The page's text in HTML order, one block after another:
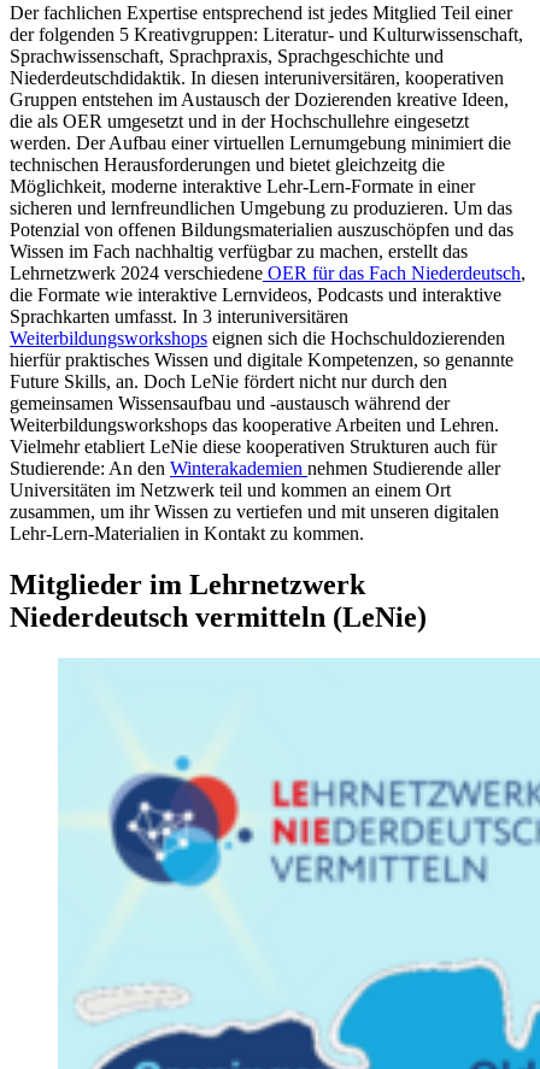
Der fachlichen Expertise entsprechend ist jedes Mitglied Teil einer
der folgenden 5 Kreativgruppen: Literatur- und Kulturwissenschaft,
Sprachwissenschaft, Sprachpraxis, Sprachgeschichte und
Niederdeutschdidaktik. In diesen interuniversitären, kooperativen
Gruppen entstehen im Austausch der Dozierenden kreative Ideen,
die als OER umgesetzt und in der Hochschullehre eingesetzt
werden. Der Aufbau einer virtuellen Lernumgebung minimiert die
technischen Herausforderungen und bietet gleichzeitg die
Möglichkeit, moderne interaktive Lehr-Lern-Formate in einer
sicheren und lernfreundlichen Umgebung zu produzieren. Um das
Potenzial von offenen Bildungsmaterialien auszuschöpfen und das
Wissen im Fach nachhaltig verfügbar zu machen, erstellt das
Lehrnetzwerk 2024 verschiedene OER für das Fach Niederdeutsch,
die Formate wie interaktive Lernvideos, Podcasts und interaktive
Sprachkarten umfasst. In 3 interuniversitären
Weiterbildungsworkshops eignen sich die Hochschuldozierenden
hierfür praktisches Wissen und digitale Kompetenzen, so genannte
Future Skills, an. Doch LeNie fördert nicht nur durch den
gemeinsamen Wissensaufbau und -austausch während der
Weiterbildungsworkshops das kooperative Arbeiten und Lehren.
Vielmehr etabliert LeNie diese kooperativen Strukturen auch für
Studierende: An den Winterakademien nehmen Studierende aller
Universitäten im Netzwerk teil und kommen an einem Ort
zusammen, um ihr Wissen zu vertiefen und mit unseren digitalen
Lehr-Lern-Materialien in Kontakt zu kommen.
Mitglieder im Lehrnetzwerk
Niederdeutsch vermitteln (LeNie)